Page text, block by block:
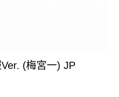
(梅宮一) JP